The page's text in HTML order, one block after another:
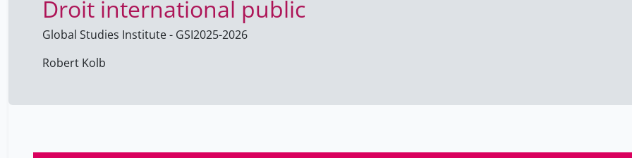
Droit international public
Global Studies Institute - GSI2025-2026
Robert Kolb